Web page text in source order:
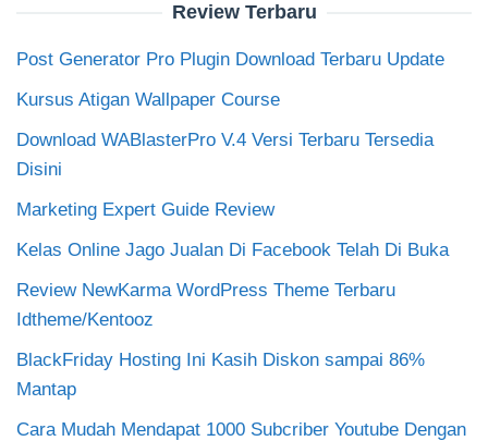
Review Terbaru
Post Generator Pro Plugin Download Terbaru Update
Kursus Atigan Wallpaper Course
Download WABlasterPro V.4 Versi Terbaru Tersedia
Disini
Marketing Expert Guide Review
Kelas Online Jago Jualan Di Facebook Telah Di Buka
Review NewKarma WordPress Theme Terbaru
Idtheme/Kentooz
BlackFriday Hosting Ini Kasih Diskon sampai 86%
Mantap
Cara Mudah Mendapat 1000 Subcriber Youtube Dengan